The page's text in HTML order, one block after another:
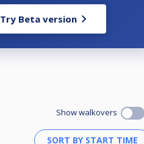
Try Beta version
Show walkovers